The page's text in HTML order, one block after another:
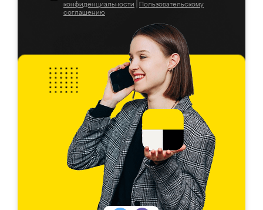
конфиденциальности
Пользовательскому
соглашению